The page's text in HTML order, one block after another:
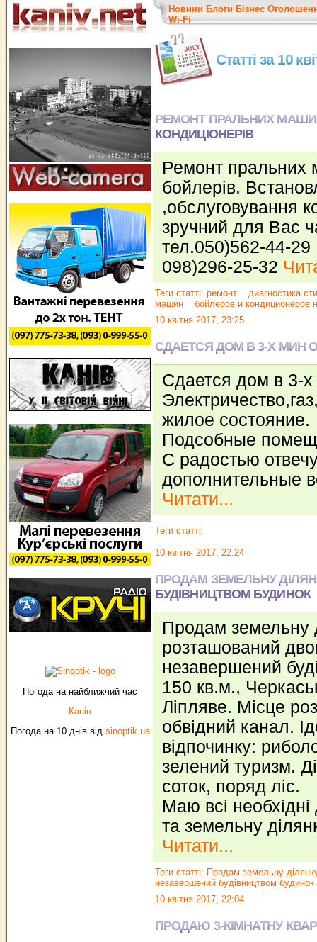
Погода на найближчий час
Канів
Погода на 10 днів від sinoptik.ua
Новини Блоги Бізнес
Wi-Fi
Статті за 10
РЕМОНТ ПРАЛЬНИХ
КОНДИЦІОНЕРІВ
Ремонт пральних
бойлерів.
,обслуговування
зручний для Вас
тел.050)562-44-29
098)296-25-32
Теги статті: ремонт
диагностика
машин
бойлеров и кондиционеров
10 квітня 2017, 23:25
СДАЕТСЯ ДОМ В 3-Х МИН
Сдается дом в 3-
жилое состояние.
Подсобные
С радостью
дополнительные
Читати...
Теги статті:
10 квітня 2017, 22:24
ПРОДАМ ЗЕМЕЛЬНУ
БУДІВНИЦТВОМ БУДИНОК
Продам земельну
розташований
незавершений
150 кв.м.,
Ліпляве. Місце
обвідний канал.
відпочинку:
зелений туризм.
соток, поряд ліс.
Маю всі
та земельну
Читати...
Теги статті: Продам земельну
незавершений будівництвом будинок
10 квітня 2017, 22:04
ПРОДАЮ 3-КІМНАТНУ